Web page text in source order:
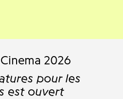
2026
pour les
est ouvert